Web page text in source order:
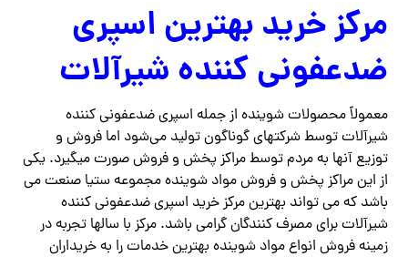
مرکز خرید بهترین اسپری
ضدعفونی کننده شیرآلات
معمولاً محصولات شوینده از جمله اسپری ضدعفونی کننده
شیرآلات توسط شرکتهای گوناگون تولید می‌شود اما فروش و
توزیع آنها به مردم توسط مراکز پخش و فروش صورت میگیرد. یکی
از این مراکز پخش و فروش مواد شوینده مجموعه ستیا صنعت می
باشد که می تواند بهترین مرکز خرید اسپری ضدعفونی کننده
شیرآلات برای مصرف کنندگان گرامی باشد. مرکز با سالها تجربه در
زمینه فروش انواع مواد شوینده بهترین خدمات را به خریداران